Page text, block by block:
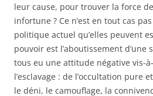
leur cause, pour trouver la force
infortune ? Ce n’est en tout cas
politique actuel qu’elles peuvent
pouvoir est l’aboutissement
tous eu une attitude négative vis-
l’esclavage : de l’occultation pure
le déni, le camouflage, la